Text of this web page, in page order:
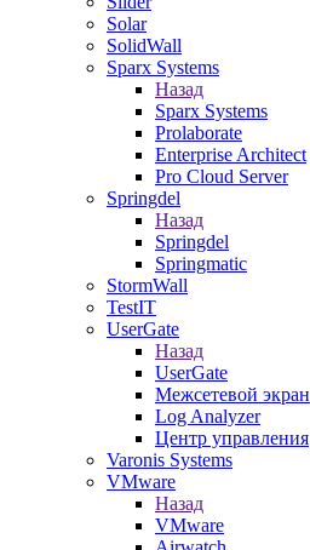
Solar
SolidWall
Sparx Systems
Назад
Sparx Systems
Prolaborate
Enterprise Architect
Pro Cloud Server
Springdel
Назад
Springdel
Springmatic
StormWall
TestIT
UserGate
Назад
UserGate
Межсетевой экран
Log Analyzer
Центр управления
Varonis Systems
VMware
Назад
VMware